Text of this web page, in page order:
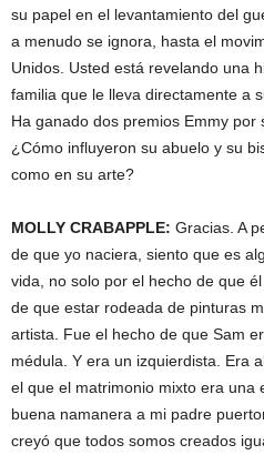
su papel en el levantamiento del
a menudo se ignora, hasta el
Unidos. Usted está revelando una
familia que le lleva directamente a
Ha ganado dos premios Emmy por
¿Cómo influyeron su abuelo y su
como en su arte?
MOLLY CRABAPPLE: Gracias. A
de que yo naciera, siento que es
vida, no solo por el hecho de que
de que estar rodeada de pinturas
artista. Fue el hecho de que Sam
médula. Y era un izquierdista. Era
el que el matrimonio mixto era una
buena namanera a mi padre
creyó que todos somos creados